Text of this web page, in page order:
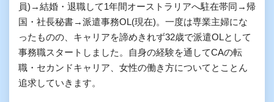
員)→結婚・退職して1年間オーストラリアへ駐在帯同→帰
国・社長秘書→派遣事務OL(現在)。一度は専業主婦にな
ったものの、キャリアを諦めきれず32歳で派遣OLとして
事務職スタートしました。自身の経験を通してCAの転
職・セカンドキャリア、女性の働き方についてとことん
追求していきます。